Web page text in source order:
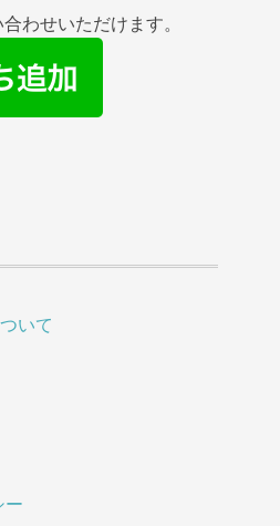
わせいただけます。
いて
ー